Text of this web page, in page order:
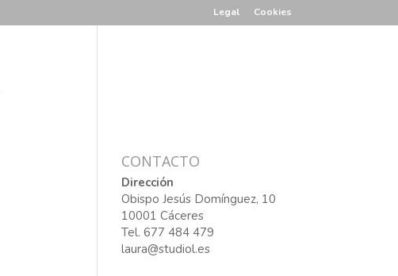
Legal Cookies
CONTACTO
Dirección
Obispo Jesús Domínguez, 10
10001 Cáceres
Tel. 677 484 479
laura@studiol.es